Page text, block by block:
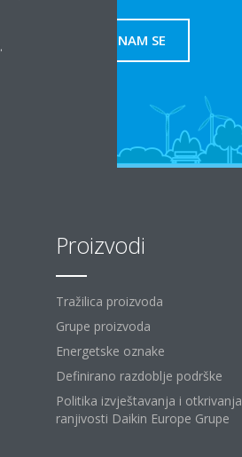
OBRATITE NAM SE
Proizvodi
Tražilica proizvoda
Grupe proizvoda
Energetske oznake
Definirano razdoblje podrške
Politika izvještavanja i otkrivanja
ranjivosti Daikin Europe Grupe
.